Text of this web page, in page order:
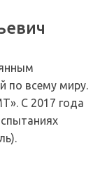
по всему миру.
С 2017 года